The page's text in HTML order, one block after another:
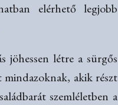
elérhető legjobb
jöhessen létre a sürgős
mindazoknak, akik részt
szemléletben a